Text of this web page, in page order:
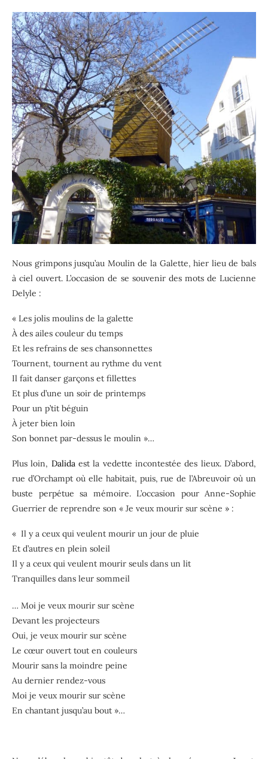
Nous grimpons jusqu’au Moulin de la Galette, hier lieu de bals
à ciel ouvert. L’occasion de se souvenir des mots de Lucienne
Delyle :
« Les jolis moulins de la galette
À des ailes couleur du temps
Et les refrains de ses chansonnettes
Tournent, tournent au rythme du vent
Il fait danser garçons et fillettes
Et plus d’une un soir de printemps
Pour un p’tit béguin
À jeter bien loin
Son bonnet par-dessus le moulin »…
Plus loin, Dalidaest la vedette incontestée des lieux. D’abord,
rue d’Orchampt où elle habitait, puis, rue de l’Abreuvoir où un
buste perpétue sa mémoire. L’occasion pour Anne-Sophie
Guerrier de reprendre son « Je veux mourir sur scène » :
« Il y a ceux qui veulent mourir un jour de pluie
Et d’autres en plein soleil
Il y a ceux qui veulent mourir seuls dans un lit
Tranquilles dans leur sommeil
… Moi je veux mourir sur scène
Devant les projecteurs
Oui, je veux mourir sur scène
Le cœur ouvert tout en couleurs
Mourir sans la moindre peine
Au dernier rendez-vous
Moi je veux mourir sur scène
En chantant jusqu’au bout »…